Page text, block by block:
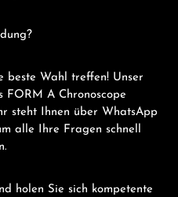
beste Wahl treffen! Unser
FORM A Chronoscope
steht Ihnen über WhatsApp
alle Ihre Fragen schnell
holen Sie sich kompetente